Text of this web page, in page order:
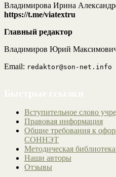
Владимирова Ирина
https://t.me/viatextru
Главный редактор
Владимиров Юрий
Email: redaktor@son-net.info
Вступительное слово
Правовая информация
Общие требования к
СОННЭТ
Методическая
Наши авторы
Отзывы